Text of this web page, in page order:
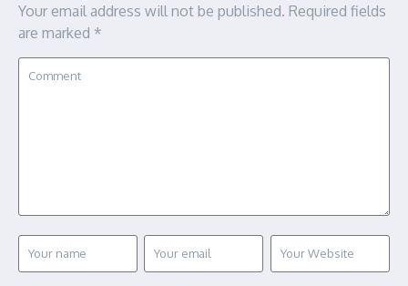
Your email address will not be published. Required fields
are marked *